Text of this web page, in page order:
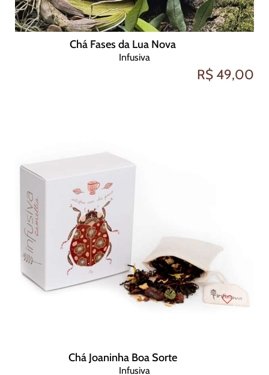
Chá Fases da Lua Nova
Infusiva
R$ 49,00
Chá Joaninha Boa Sorte
Infusiva